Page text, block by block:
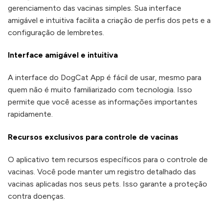
gerenciamento das vacinas simples. Sua interface
amigável e intuitiva facilita a criação de perfis dos pets e a
configuração de lembretes.
Interface amigável e intuitiva
A interface do DogCat App é fácil de usar, mesmo para
quem não é muito familiarizado com tecnologia. Isso
permite que você acesse as informações importantes
rapidamente.
Recursos exclusivos para controle de vacinas
O aplicativo tem recursos específicos para o controle de
vacinas. Você pode manter um registro detalhado das
vacinas aplicadas nos seus pets. Isso garante a proteção
contra doenças.